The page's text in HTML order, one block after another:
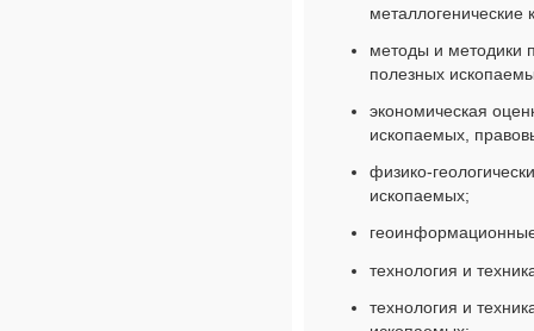
металлогенические
методы и методики
полезных
экономическая
ископаемых,
физико-
ископаемых;
технология и
технология и